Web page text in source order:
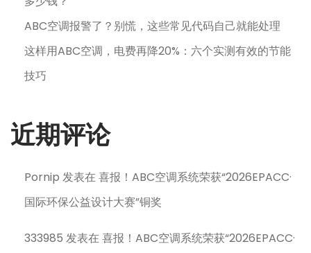
ABC空调报警了？别慌，这些常见代码自己就能处理
这样用ABC空调，电费再降20%：六个实测有效的节能
技巧
近期评论
Pornip 发表在喜报！ABC空调系统荣获“2026EPACC·
国际环保公益设计大赛”铜奖
333985 发表在喜报！ABC空调系统荣获“2026EPACC·